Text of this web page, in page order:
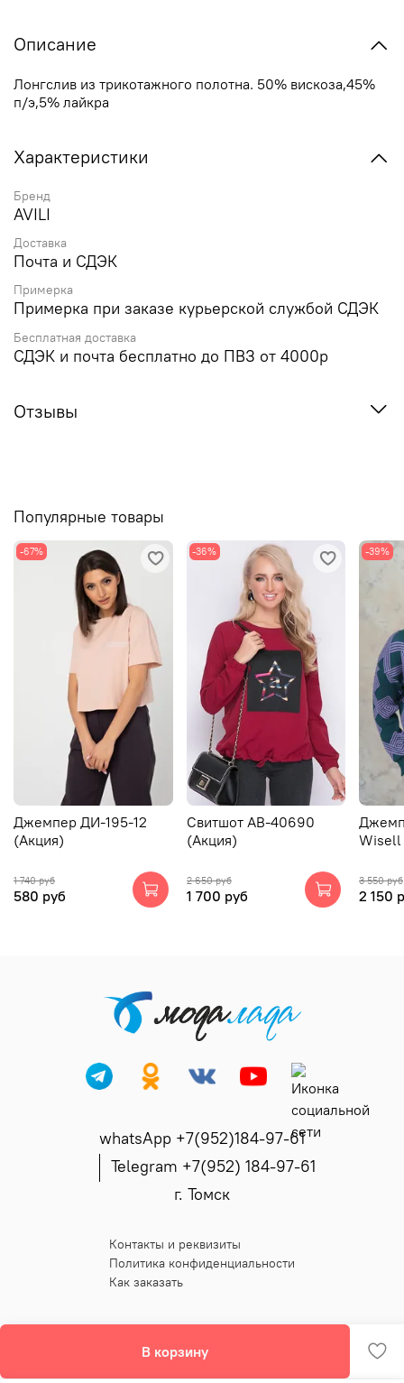
В корзину
Описание
Лонгслив из трикотажного полотна. 50% вискоза,45%
п/э,5% лайкра
Характеристики
Бренд
AVILI
Доставка
Почта и СДЭК
Примерка
Примерка при заказе курьерской службой СДЭК
Бесплатная доставка
СДЭК и почта бесплатно до ПВЗ от 4000р
Отзывы
Популярные товары
-67%
Джемпер ДИ-195-12
(Акция)
1 740 руб
580 руб
-36%
Свитшот АВ-40690
(Акция)
2 650 руб
1 700 руб
-39%
Wisell
3 550 руб
2 150
whatsApp +7(952)184-97-61
Telegram +7(952) 184-97-61
г. Томск
Контакты и реквизиты
Политика конфиденциальности
Как заказать